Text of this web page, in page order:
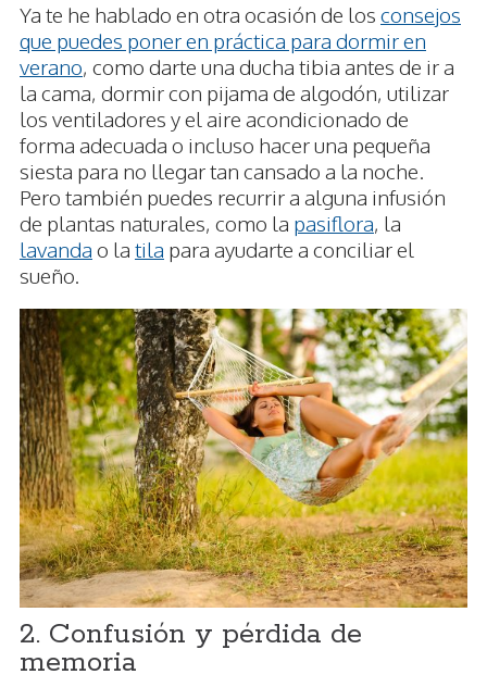
Ya te he hablado en otra ocasión de los consejos
que puedes poner en práctica para dormir en
verano, como darte una ducha tibia antes de ir a
la cama, dormir con pijama de algodón, utilizar
los ventiladores y el aire acondicionado de
forma adecuada o incluso hacer una pequeña
siesta para no llegar tan cansado a la noche.
Pero también puedes recurrir a alguna infusión
de plantas naturales, como la pasiflora, la
lavanda o la tila para ayudarte a conciliar el
sueño.
2. Confusión y pérdida de
memoria